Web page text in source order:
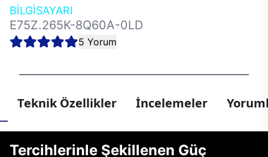
BİLGİSAYARI
E75Z.265K-8Q60A-0LD
5 Yorum
Teknik Özellikler İncelemeler
Tercihlerinle Şekillenen Güç